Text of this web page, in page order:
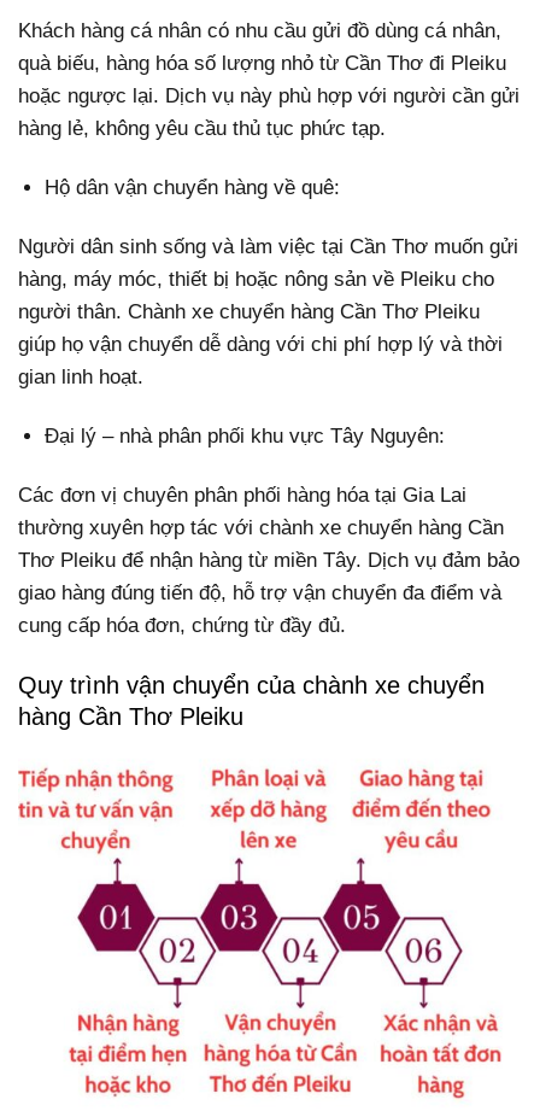
Khách hàng cá nhân có nhu cầu gửi đồ dùng cá nhân,
quà biếu, hàng hóa số lượng nhỏ từ Cần Thơ đi Pleiku
hoặc ngược lại. Dịch vụ này phù hợp với người cần gửi
hàng lẻ, không yêu cầu thủ tục phức tạp.
Hộ dân vận chuyển hàng về quê:
Người dân sinh sống và làm việc tại Cần Thơ muốn gửi
hàng, máy móc, thiết bị hoặc nông sản về Pleiku cho
người thân. Chành xe chuyển hàng Cần Thơ Pleiku
giúp họ vận chuyển dễ dàng với chi phí hợp lý và thời
gian linh hoạt.
Đại lý – nhà phân phối khu vực Tây Nguyên:
Các đơn vị chuyên phân phối hàng hóa tại Gia Lai
thường xuyên hợp tác với chành xe chuyển hàng Cần
Thơ Pleiku để nhận hàng từ miền Tây. Dịch vụ đảm bảo
giao hàng đúng tiến độ, hỗ trợ vận chuyển đa điểm và
cung cấp hóa đơn, chứng từ đầy đủ.
Quy trình vận chuyển của chành xe chuyển
hàng Cần Thơ Pleiku